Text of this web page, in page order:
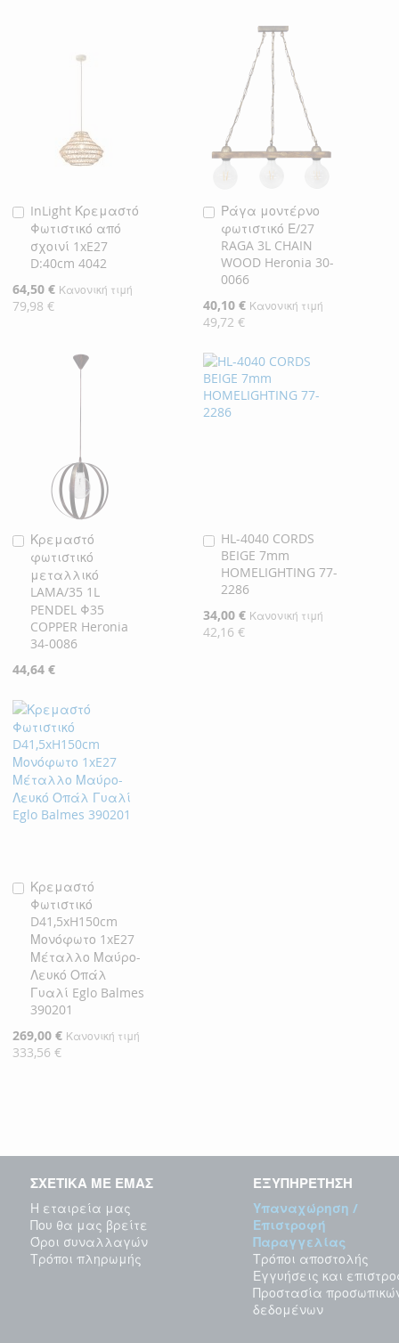
InLight Κρεμαστό
Φωτιστικό από
σχοινί 1xE27
D:40cm 4042
Ειδική
Τιμή
64,50 € Κανονική τιμή
79,98 €
Προσθήκη
στο
Καλάθι
Ράγα μοντέρνο
φωτιστικό Ε/27
RAGA 3L CHAIN
WOOD Heronia 30-
0066
Ειδική
Τιμή
40,10 € Κανονική τιμή
49,72 €
Προσθήκη
στο
Καλάθι
Κρεμαστό
φωτιστικό
μεταλλικό
LAMA/35 1L
PENDEL Φ35
COPPER Heronia
34-0086
44,64 €
Προσθήκη
στο
Καλάθι
HL-4040 CORDS
BEIGE 7mm
HOMELIGHTING 77-
2286
Ειδική
Τιμή
34,00 € Κανονική τιμή
42,16 €
Προσθήκη
στο
Καλάθι
Κρεμαστό
Φωτιστικό
D41,5xH150cm
Μονόφωτο 1xE27
Μέταλλο Μαύρο-
Λευκό Οπάλ
Γυαλί Eglo Balmes
390201
Ειδική
Τιμή
269,00 € Κανονική τιμή
333,56 €
Προσθήκη
στο
Καλάθι
ΣΧΕΤΙΚΑ ΜΕ ΕΜΑΣ
Η εταιρεία μας
Που θα μας βρείτε
Όροι συναλλαγών
Τρόποι πληρωμής
ΕΞΥΠΗΡΕΤΗΣΗ
Υπαναχώρηση /
Επιστροφή
Παραγγελίας
Τρόποι αποστολής
Εγγυήσεις και
Προστασία
δεδομένων